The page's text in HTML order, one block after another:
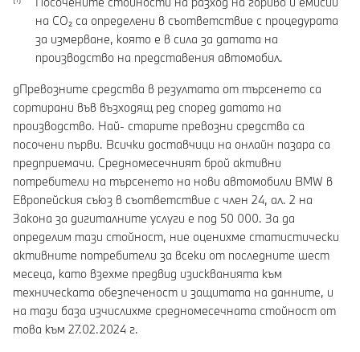
на CO₂ са определени в съответствие с процедурата
за измерване, която е в сила за датата на
производство на представения автомобил.
gПревозните средства в резултата от търсенето са
сортирани във възходящ ред според датата на
производство. Най- старите превозни средства са
посочени първи. Всички доставчици на онлайн пазара са
предприемачи. Средномесечният брой активни
потребители на търсенето на нови автомобили BMW в
Европейския съюз в съответствие с член 24, ал. 2 на
Закона за дигиталните услуги е под 50 000. За да
определим тази стойност, ние оценихме статистически
активните потребители за всеки от последните шест
месеца, като взехме предвид изискванията към
техническата обезпеченост и защитата на данните, и
на тази база изчислихме средномесечната стойност от
това към 27.02.2024 г.